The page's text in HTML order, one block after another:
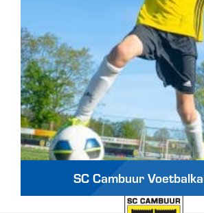
SC Cambuur